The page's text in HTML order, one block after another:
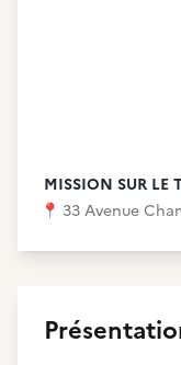
MISSION SUR LE
📍 33 Avenue